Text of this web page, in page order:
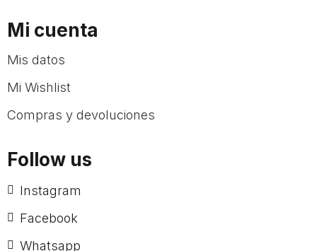
Mi cuenta
Mis datos
Mi Wishlist
Compras y devoluciones
Follow us
Instagram
Facebook
Whatsapp